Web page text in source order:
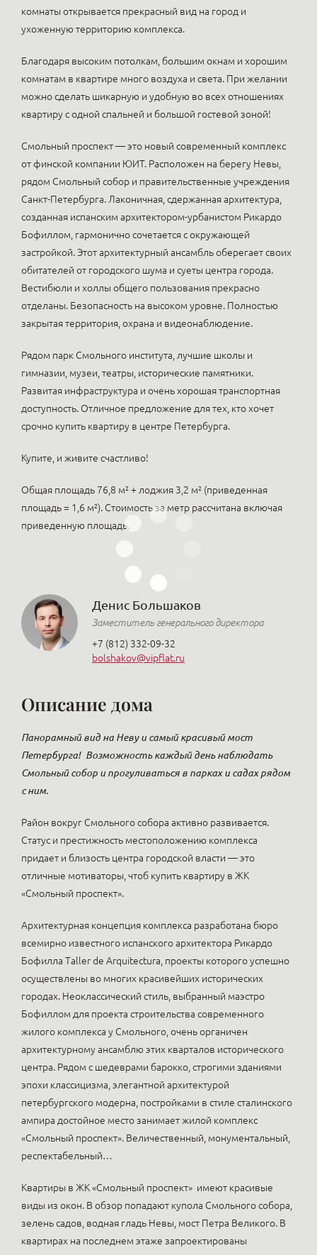
комнаты открывается прекрасный вид на город и
ухоженную территорию комплекса.
Благодаря высоким потолкам, большим окнам и хорошим
комнатам в квартире много воздуха и света. При желании
можно сделать шикарную и удобную во всех отношениях
квартиру с одной спальней и большой гостевой зоной!
Смольный проспект — это новый современный комплекс
от финской компании ЮИТ. Расположен на берегу Невы,
рядом Смольный собор и правительственные учреждения
Санкт-Петербурга. Лаконичная, сдержанная архитектура,
созданная испанским архитектором-урбанистом Рикардо
Бофиллом, гармонично сочетается с окружающей
застройкой. Этот архитектурный ансамбль оберегает своих
обитателей от городского шума и суеты центра города.
Вестибюли и холлы общего пользования прекрасно
отделаны. Безопасность на высоком уровне. Полностью
закрытая территория, охрана и видеонаблюдение.
Рядом парк Смольного института, лучшие школы и
гимназии, музеи, театры, исторические памятники.
Развитая инфраструктура и очень хорошая транспортная
доступность. Отличное предложение для тех, кто хочет
срочно купить квартиру в центре Петербурга.
Купите, и живите счастливо!
Общая площадь 76,8 м² + лоджия 3,2 м² (приведенная
площадь = 1,6 м²). Стоимость за метр рассчитана включая
приведенную площадь.
Денис Большаков
Заместитель генерального директора
+7 (812) 332-09-32
bolshakov@vipflat.ru
Описание дома
Панорамный вид на Неву и самый красивый мост
Петербурга! Возможность каждый день наблюдать
Смольный собор и прогуливаться в парках и садах рядом
с ним.
Район вокруг Смольного собора активно развивается.
Статус и престижность местоположению комплекса
придает и близость центра городской власти — это
отличные мотиваторы, чтоб купить квартиру в ЖК
«Смольный проспект».
Архитектурная концепция комплекса разработана бюро
всемирно известного испанского архитектора Рикардо
Бофилла Taller de Arquitectura, проекты которого успешно
осуществлены во многих красивейших исторических
городах. Неоклассический стиль, выбранный маэстро
Бофиллом для проекта строительства современного
жилого комплекса у Смольного, очень органичен
архитектурному ансамблю этих кварталов исторического
центра. Рядом с шедеврами барокко, строгими зданиями
эпохи классицизма, элегантной архитектурой
петербургского модерна, постройками в стиле сталинского
ампира достойное место занимает жилой комплекс
«Смольный проспект». Величественный, монументальный,
респектабельный…
Квартиры в ЖК «Смольный проспект» имеют красивые
виды из окон. В обзор попадают купола Смольного собора,
зелень садов, водная гладь Невы, мост Петра Великого. В
квартирах на последнем этаже запроектированы